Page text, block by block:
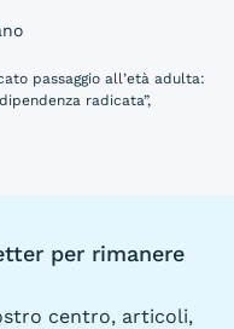
passaggio all’età adulta:
radicata”,
per rimanere
centro, articoli,